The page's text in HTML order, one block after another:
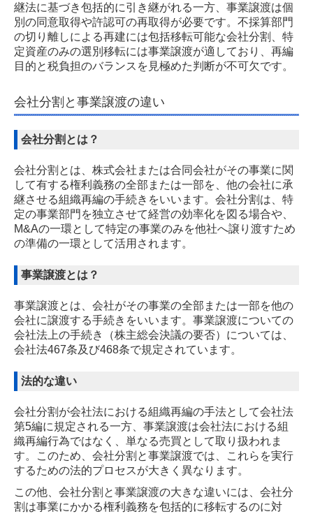
中小企業の企業合併における適格・非適格の判定基準と主な
注意点
会社分割の流れと税務判定｜適格・非適格で異なる手続きの
留意点
会社分割と事業譲渡の決定的な違いとは？目的別の使い分け
ガイド
株式移転による持株会社設立｜資本金の決め方
株式交換と株式移転の違いを解説
子会社配当金は益金不算入？持株比率による益金不算入額を
解説
継法に基づき包括的に引き継がれる一方、事業譲渡は個
別の同意取得や許認可の再取得が必要です。不採算部門
の切り離しによる再建には包括移転可能な会社分割、特
定資産のみの選別移転には事業譲渡が適しており、再編
目的と税負担のバランスを見極めた判断が不可欠です。
会社分割と事業譲渡の違い
会社分割とは？
会社分割とは、株式会社または合同会社がその事業に関
して有する権利義務の全部または一部を、他の会社に承
継させる組織再編の手続きをいいます。会社分割は、特
定の事業部門を独立させて経営の効率化を図る場合や、
M&Aの一環として特定の事業のみを他社へ譲り渡すため
の準備の一環として活用されます。
事業譲渡とは？
事業譲渡とは、会社がその事業の全部または一部を他の
会社に譲渡する手続きをいいます。事業譲渡についての
会社法上の手続き（株主総会決議の要否）については、
会社法467条及び468条で規定されています。
法的な違い
会社分割が会社法における組織再編の手法として会社法
第5編に規定される一方、事業譲渡は会社法における組
織再編行為ではなく、単なる売買として取り扱われま
す。このため、会社分割と事業譲渡では、これらを実行
するための法的プロセスが大きく異なります。
この他、会社分割と事業譲渡の大きな違いには、会社分
割は事業にかかる権利義務を包括的に移転するのに対